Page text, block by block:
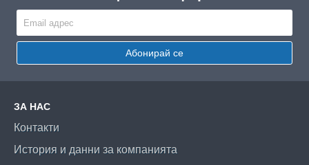
Абонирай се
ЗА НАС
Контакти
История и данни за компанията